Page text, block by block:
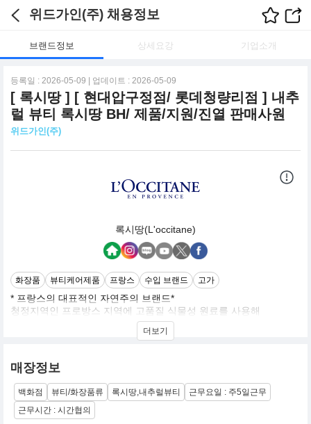
위드가인(주) 채용정보
브랜드정보 상세요강 기업소개
등록일 : 2026-05-09 | 업데이트 : 2026-05-09
[ 록시땅 ] [ 현대압구정점/ 롯데청량리점 ] 내추
럴 뷰티 록시땅 BH/ 제품/지원/진열 판매사원
위드가인(주)
록시땅(L'occitane)
화장품 뷰티케어제품 프랑스 수입 브랜드 고가
* 프랑스의 대표적인 자연주의 브랜드*
청정지역인 프로방스 지역에 고품질 식물성 원료를 사용해
피부에 건강한 아름다움을 선사하는 웰빙 브랜드 입니다.
더보기
매장정보
백화점 뷰티/화장품류 록시땅,내추럴뷰티
근무요일 : 주5일근무
근무시간 : 시간협의